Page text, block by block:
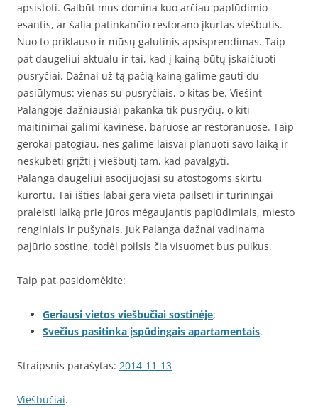
apsistoti. Galbūt mus domina kuo arčiau paplūdimio
esantis, ar šalia patinkančio restorano įkurtas viešbutis.
Nuo to priklauso ir mūsų galutinis apsisprendimas. Taip
pat daugeliui aktualu ir tai, kad į kainą būtų įskaičiuoti
pusryčiai. Dažnai už tą pačią kainą galime gauti du
pasiūlymus: vienas su pusryčiais, o kitas be. Viešint
Palangoje dažniausiai pakanka tik pusryčių, o kiti
maitinimai galimi kavinėse, baruose ar restoranuose. Taip
gerokai patogiau, nes galime laisvai planuoti savo laiką ir
neskubėti grįžti į viešbutį tam, kad pavalgyti.
Palanga daugeliui asocijuojasi su atostogoms skirtu
kurortu. Tai išties labai gera vieta pailsėti ir turiningai
praleisti laiką prie jūros mėgaujantis paplūdimiais, miesto
renginiais ir pušynais. Juk Palanga dažnai vadinama
pajūrio sostine, todėl poilsis čia visuomet bus puikus.
Taip pat pasidomėkite:
Geriausi vietos viešbučiai sostinėje;
Svečius pasitinka įspūdingais apartamentais.
Straipsnis parašytas: 2014-11-13
Viešbučiai.